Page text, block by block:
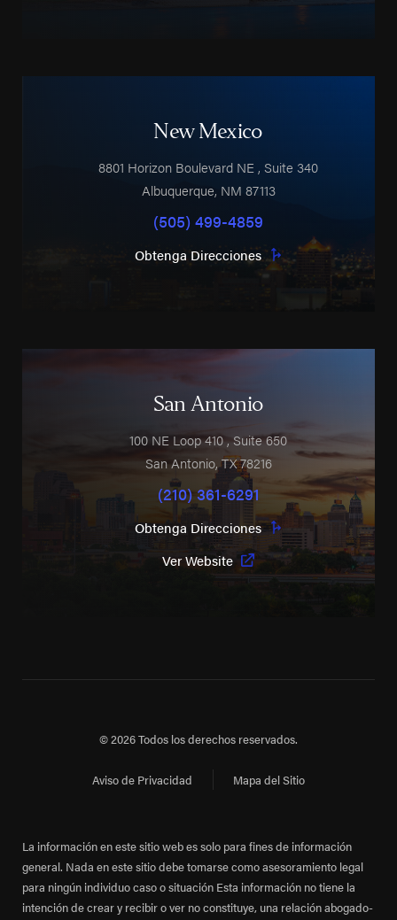
New Mexico
8801 Horizon Boulevard NE, Suite 340
Albuquerque, NM 87113
(505) 499-4859
Obtenga Direcciones
San Antonio
100 NE Loop 410, Suite 650
San Antonio,TX78216
(210) 361-6291
Obtenga Direcciones
Ver Website
© 2026 Todos los derechos reservados.
Aviso de Privacidad Mapa del Sitio
La información en este sitio web es solo para fines de información
general. Nada en este sitio debe tomarse como asesoramiento legal
para ningún individuo caso o situación Esta información no tiene la
intención de crear y recibir o ver no constituye, una relación abogado-